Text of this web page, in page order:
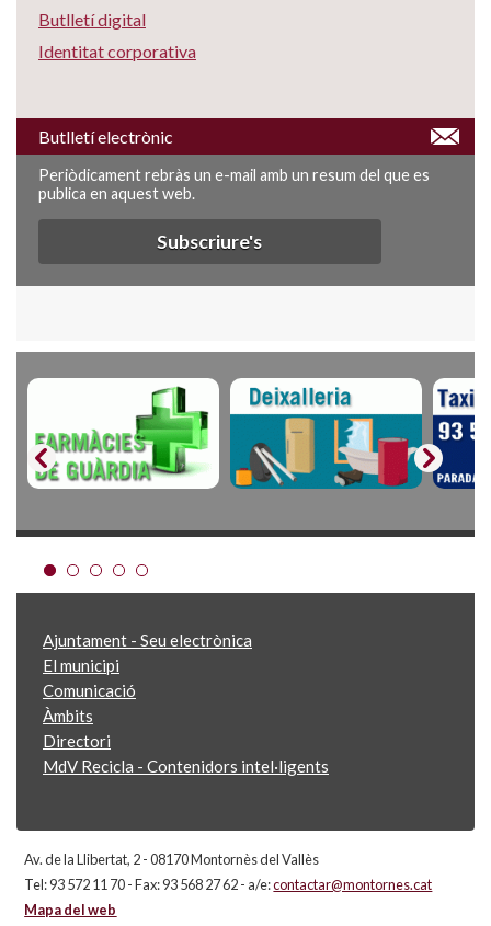
Butlletí digital
Identitat corporativa
Butlletí electrònic
Periòdicament rebràs un e-mail amb un resum del que es
publica en aquest web.
Subscriure's
Ajuntament - Seu electrònica
El municipi
Comunicació
Àmbits
Directori
MdV Recicla - Contenidors intel·ligents
Av. de la Llibertat, 2 - 08170 Montornès del Vallès
Tel: 93 572 11 70 - Fax: 93 568 27 62 - a/e:contactar@montornes.cat
Mapa del web